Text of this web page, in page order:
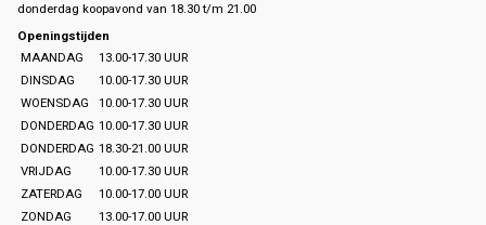
donderdag koopavond van 18.30 t/m 21.00
Openingstijden
MAANDAG
13.00-17.30 UUR
DINSDAG
10.00-17.30 UUR
WOENSDAG
10.00-17.30 UUR
DONDERDAG 10.00-17.30 UUR
DONDERDAG 18.30-21.00 UUR
VRIJDAG
10.00-17.30 UUR
ZATERDAG
10.00-17.00 UUR
ZONDAG
13.00-17.00 UUR